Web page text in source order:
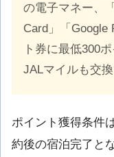
の電子マネー、
Card」「Google
ト券に最低300
JALマイルも交換
ポイント獲得条件
約後の宿泊完了と